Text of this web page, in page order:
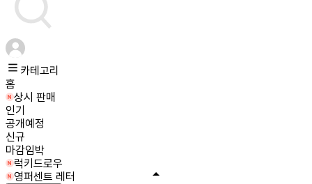
카테고리
홈
상시 판매
인기
공개예정
신규
마감임박
럭키드로우
영퍼센트 레터